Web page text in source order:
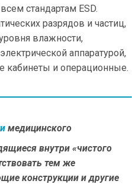
стандартам ESD.
разрядов и частиц,
влажности,
аппаратурой,
кабинеты и операционные.
медицинского
внутри «чистого
тем же
конструкции и другие